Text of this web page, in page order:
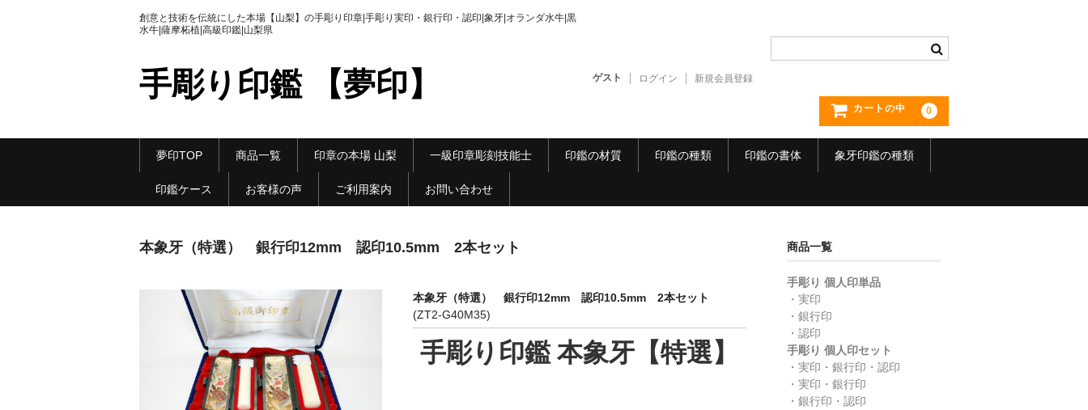
創意と技術を伝統にした本場【山梨】の手彫り印章|手彫り実印・銀行印・認印|象牙|オランダ水牛|黒
水牛|薩摩柘植|高級印鑑|山梨県
手彫り印鑑 【夢印】 ゲスト ログイン 新規会員登録
カートの中 0
夢印TOP 商品一覧 印章の本場 山梨 一級印章彫刻技能士 印鑑の材質 印鑑の種類 印鑑の書体 象牙印鑑の種類
印鑑ケース お客様の声 ご利用案内 お問い合わせ
本象牙（特選） 銀行印12mm 認印10.5mm 2本セット
本象牙（特選） 銀行印12mm 認印10.5mm 2本セット
(ZT2-G40M35)
手彫り印鑑 本象牙【特選】
商品一覧
手彫り 個人印単品
・実印
・銀行印
・認印
手彫り 個人印セット
・実印・銀行印・認印
・実印・銀行印
・銀行印・認印